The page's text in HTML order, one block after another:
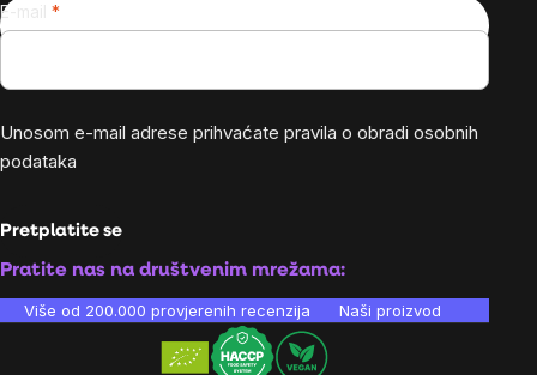
E-mail
Unosom e-mail adrese prihvaćate pravila o obradi osobnih
podataka
Pretplatite se
Pratite nas na društvenim mrežama:
Više od 200.000 provjerenih recenzija Naši proizvodi su